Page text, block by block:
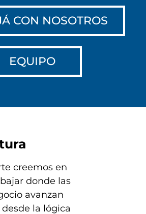
CON NOSOTROS
EQUIPO
creemos en
donde las
avanzan
la lógica